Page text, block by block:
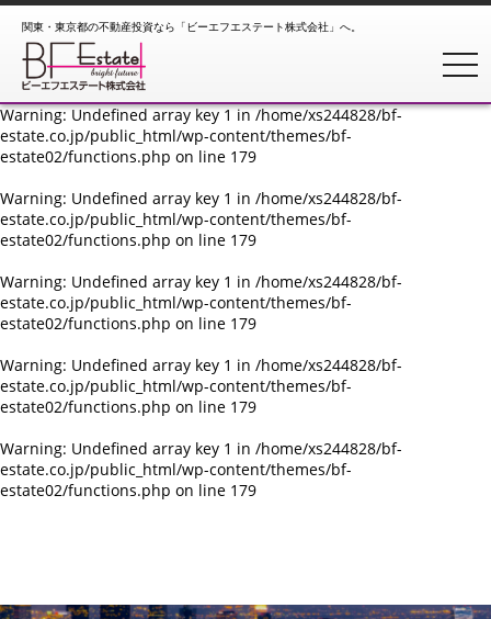
Warning: Undefined array key 1 in/home/xs244828/bf-
estate.co.jp/public_html/wp-content/themes/bf-
estate02/functions.php
Warning: Undefined array key 1 in/home/xs244828/bf-
estate.co.jp/public_html/wp-content/themes/bf-
estate02/functions.php on line 179
Warning: Undefined array key 1 in /home/xs244828/bf-
estate.co.jp/public_html/wp-content/themes/bf-
estate02/functions.php on line 179
Warning: Undefined array key 1 in /home/xs244828/bf-
estate.co.jp/public_html/wp-content/themes/bf-
estate02/functions.php on line 179
Warning: Undefined array key 1 in /home/xs244828/bf-
estate.co.jp/public_html/wp-content/themes/bf-
estate02/functions.php on line 179
Warning: Undefined array key 1 in /home/xs244828/bf-
estate.co.jp/public_html/wp-content/themes/bf-
estate02/functions.php on line 179
関東・東京都の不動産投資なら「ビーエフエステート株式会社」へ。